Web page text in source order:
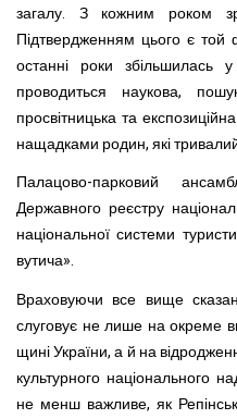
загалу. З кожним роком
Підтвердженням цього є той
останні роки збільшилась
проводиться наукова,
просвітницька та
нащадками родин, які
Палацово-парковий
Державного реєстру
національної системи
вутича».
Враховуючи все вище
слуговує не лише на окреме
щині України, а й на
культурного національного
не менш важливе, як